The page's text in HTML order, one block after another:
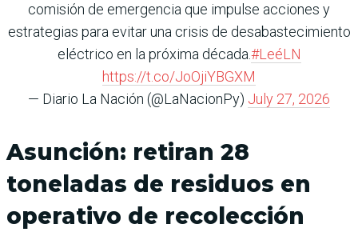
comisión de emergencia que impulse acciones y
estrategias para evitar una crisis de desabastecimiento
eléctrico en la próxima década.#LeéLN
https://t.co/JoOjiYBGXM
— Diario La Nación (@LaNacionPy) July 27, 2026
Asunción: retiran 28
toneladas de residuos en
operativo de recolección